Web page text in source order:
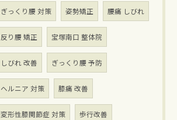
ぎっくり腰 対策 姿勢矯正 腰痛 しびれ
反り腰 矯正 宝塚南口 整体院
しびれ 改善 ぎっくり腰 予防
ヘルニア 対策 膝痛 改善
変形性膝関節症 対策 歩行改善